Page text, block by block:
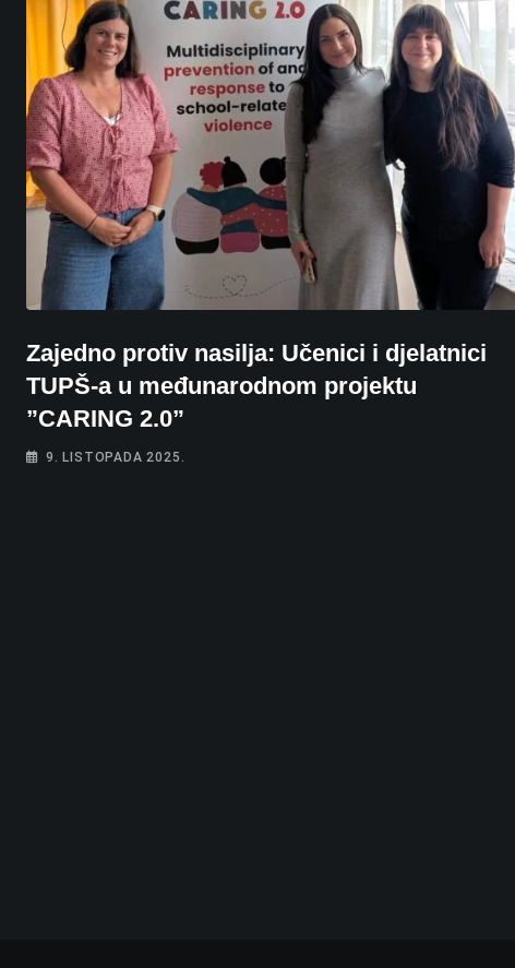
Zajedno protiv nasilja: Učenici i djelatnici
TUPŠ-a u međunarodnom projektu
”CARING 2.0”
9. LISTOPADA 2025.